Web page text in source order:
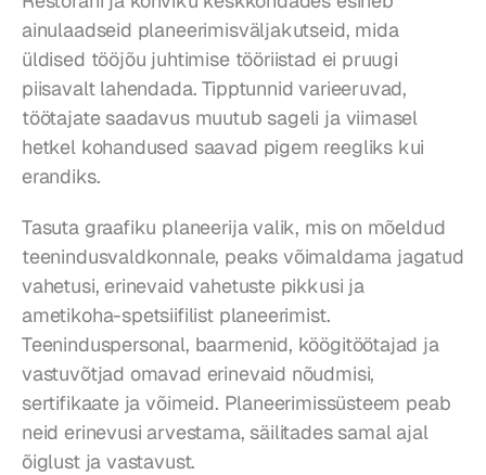
ainulaadseid planeerimisväljakutseid, mida
üldised tööjõu juhtimise tööriistad ei pruugi
piisavalt lahendada. Tipptunnid varieeruvad,
töötajate saadavus muutub sageli ja viimasel
hetkel kohandused saavad pigem reegliks kui
erandiks.
Tasuta graafiku planeerija valik, mis on mõeldud
teenindusvaldkonnale, peaks võimaldama jagatud
vahetusi, erinevaid vahetuste pikkusi ja
ametikoha-spetsiifilist planeerimist.
Teeninduspersonal, baarmenid, köögitöötajad ja
vastuvõtjad omavad erinevaid nõudmisi,
sertifikaate ja võimeid. Planeerimissüsteem peab
neid erinevusi arvestama, säilitades samal ajal
õiglust ja vastavust.